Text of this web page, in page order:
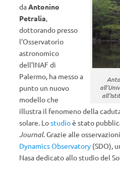
daAntonino
Petralia,
dottorando presso
l’Osservatorio
astronomico
dell’INAF di
Palermo, ha messo a
punto un nuovo
modello che
illustra il fenomeno della
solare. Lostudioè stato
Journal. Grazie alle
Dynamics Observatory (SDO),
Nasa dedicato allo studio del